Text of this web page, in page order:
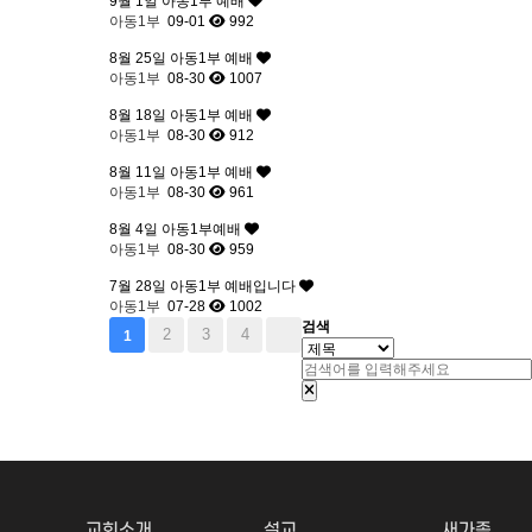
아동1부 09-01 992
8월 25일 아동1부 예배
아동1부 08-30 1007
8월 18일 아동1부 예배
아동1부 08-30 912
8월 11일 아동1부 예배
아동1부 08-30 961
8월 4일 아동1부예배
아동1부 08-30 959
7월 28일 아동1부 예배입니다
아동1부 07-28
1002
1
2 3 4 검색